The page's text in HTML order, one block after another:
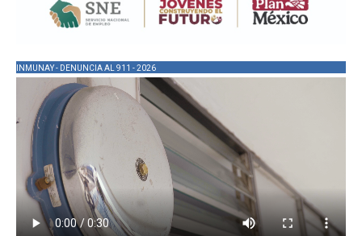
INMUNAY - DENUNCIA AL 911 - 2026